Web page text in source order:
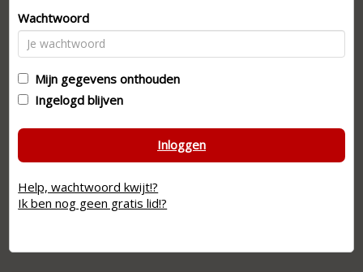
Wachtwoord
Mijn gegevens onthouden
Ingelogd blijven
Inloggen
Help, wachtwoord kwijt!?
Ik ben nog geen gratis lid!?